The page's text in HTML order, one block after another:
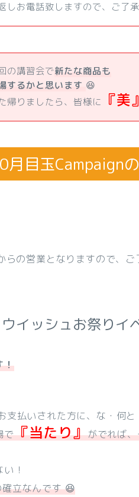
しお電話致しますので、ご了承
の講習会で新たな商品も
するかと思います 😆
帰りましたら、皆様に
『美』
月目玉Campaign
の営業となりますので、ご
イッシュお祭りイ
！
払いされた方に、な・何と
で『当たり』がでれば
！
立なんです 😆